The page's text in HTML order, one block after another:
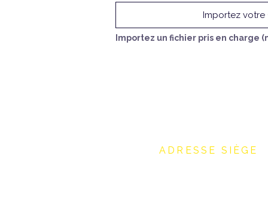
Importez votre
Importez un fichier pris en charge
ADRESSE SIÈGE